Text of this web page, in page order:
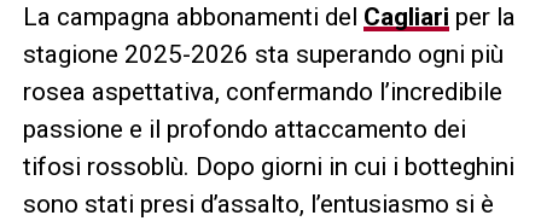
La campagna abbonamenti del Cagliari per la
stagione 2025-2026 sta superando ogni più
rosea aspettativa, confermando l’incredibile
passione e il profondo attaccamento dei
tifosi rossoblù. Dopo giorni in cui i botteghini
sono stati presi d’assalto, l’entusiasmo si è